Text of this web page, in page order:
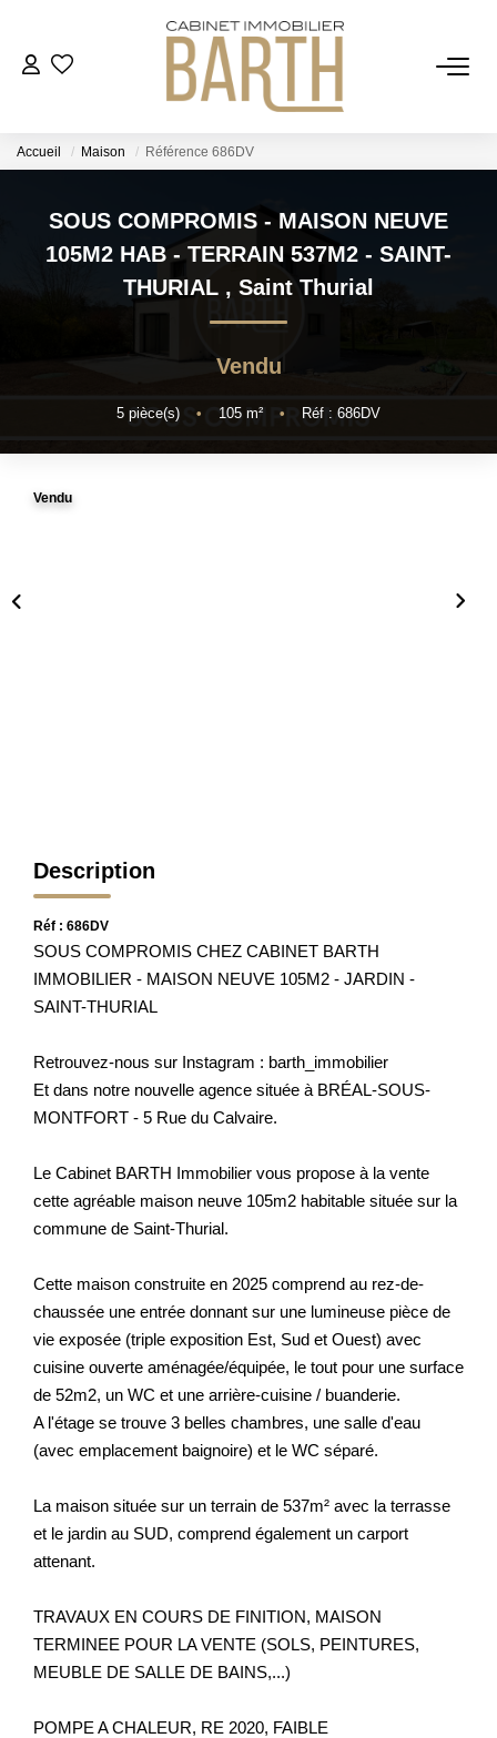
ESTIMER
VENDRE
AGENCE
Accueil Maison Référence 686DV
SOUS COMPROMIS - MAISON NEUVE
105M2 HAB - TERRAIN 537M2 - SAINT-
THURIAL , Saint Thurial
Vendu
5 pièce(s) • 105 m² • Réf : 686DV
Vendu
Description
Réf : 686DV
SOUS COMPROMIS CHEZ CABINET BARTH
IMMOBILIER - MAISON NEUVE 105M2 - JARDIN -
SAINT-THURIAL
Retrouvez-nous sur Instagram : barth_immobilier
Et dans notre nouvelle agence située à BRÉAL-SOUS-
MONTFORT - 5 Rue du Calvaire.
Le Cabinet BARTH Immobilier vous propose à la vente
cette agréable maison neuve 105m2 habitable située sur la
commune de Saint-Thurial.
Cette maison construite en 2025 comprend au rez-de-
chaussée une entrée donnant sur une lumineuse pièce de
vie exposée (triple exposition Est, Sud et Ouest) avec
cuisine ouverte aménagée/équipée, le tout pour une surface
de 52m2, un WC et une arrière-cuisine / buanderie.
A l'étage se trouve 3 belles chambres, une salle d'eau
(avec emplacement baignoire) et le WC séparé.
La maison située sur un terrain de 537m² avec la terrasse
et le jardin au SUD, comprend également un carport
attenant.
TRAVAUX EN COURS DE FINITION, MAISON
TERMINEE POUR LA VENTE (SOLS, PEINTURES,
MEUBLE DE SALLE DE BAINS,...)
POMPE A CHALEUR, RE 2020, FAIBLE